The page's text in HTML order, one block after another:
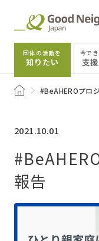
団体の活動を
知りたい
今で
支
トップページ#BeAHEROプロ
2021.10.01
報告